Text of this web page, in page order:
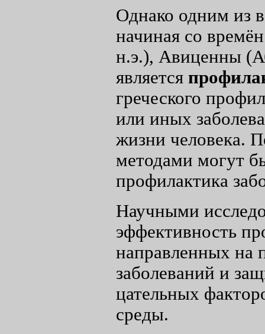
Однако одним из
начиная со
н.э.), Авиценны
является
греческого
или иных
жизни человека.
методами могут
профилактика
Научными
эффективность
направленных на
заболеваний и
цательных
среды.